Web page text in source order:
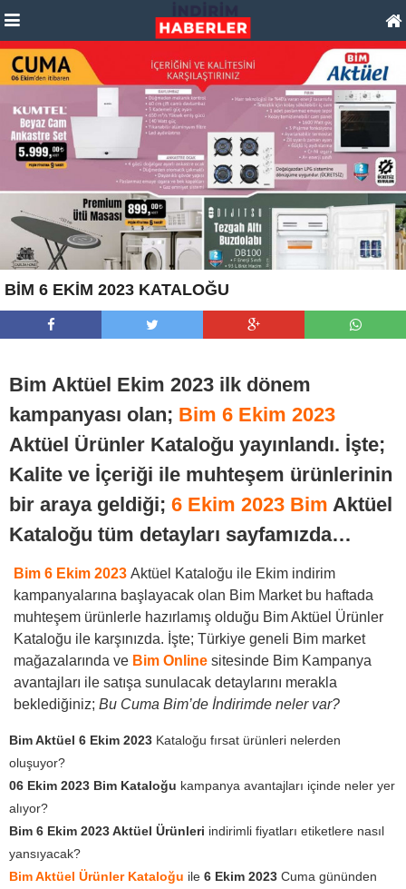
BİM 6 EKİM 2023 KATALOĞU
Bim Aktüel Ekim 2023 ilk dönem
kampanyası olan; Bim 6 Ekim 2023
Aktüel Ürünler Kataloğu yayınlandı. İşte;
Kalite ve İçeriği ile muhteşem ürünlerinin
bir araya geldiği; 6 Ekim 2023 Bim Aktüel
Kataloğu tüm detayları sayfamızda…
Bim 6 Ekim 2023 Aktüel Kataloğu ile Ekim indirim
kampanyalarına başlayacak olan Bim Market bu haftada
muhteşem ürünlerle hazırlamış olduğu Bim Aktüel Ürünler
Kataloğu ile karşınızda. İşte; Türkiye geneli Bim market
mağazalarında ve Bim Online sitesinde Bim Kampanya
avantajları ile satışa sunulacak detaylarını merakla
beklediğiniz; Bu Cuma Bim’de İndirimde neler var?
Bim Aktüel 6 Ekim 2023 Kataloğu fırsat ürünleri nelerden
oluşuyor?
06 Ekim 2023 Bim Kataloğu kampanya avantajları içinde neler yer
alıyor?
Bim 6 Ekim 2023 Aktüel Ürünleri indirimli fiyatları etiketlere nasıl
yansıyacak?
Bim Aktüel Ürünler Kataloğu ile 6 Ekim 2023 Cuma gününden